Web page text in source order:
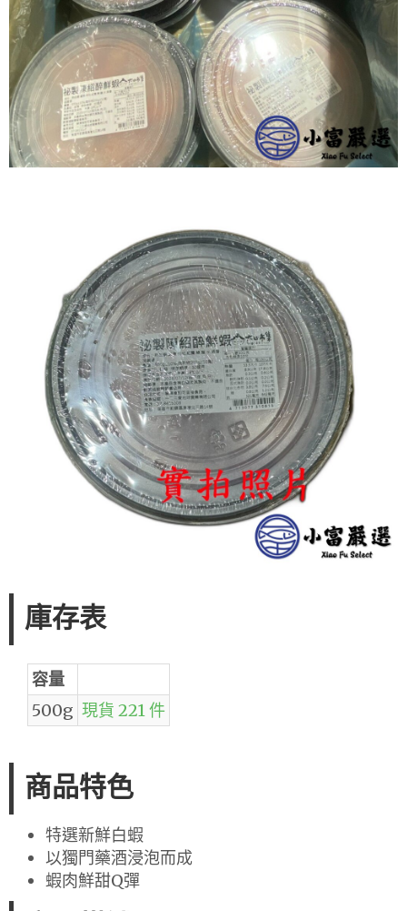
庫存表
容量
500g 現貨 221 件
商品特色
特選新鮮白蝦
以獨門藥酒浸泡而成
蝦肉鮮甜Q彈